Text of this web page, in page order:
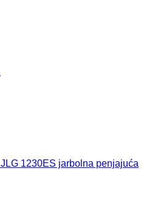
JLG 1230ES jarbolna penjajuća